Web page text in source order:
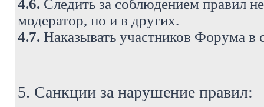
4.6. Следить за соблюдением правил
модератор, но и в других.
4.7. Наказывать участников Форума
5. Санкции за нарушение правил: